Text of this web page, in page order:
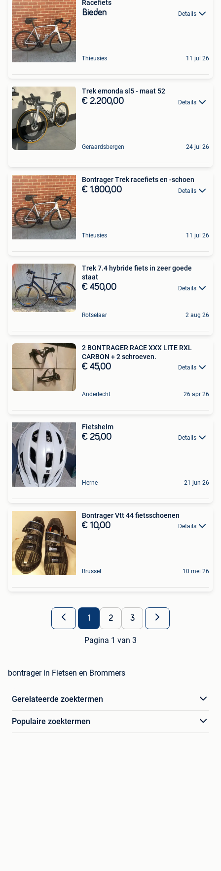
Racefiets
Bieden Details
Thieusies 11 jul 26
Trek emonda sl5 - maat 52
€ 2.200,00 Details
Geraardsbergen 24 jul 26
Bontrager Trek racefiets en -schoen
€ 1.800,00 Details
Thieusies 11 jul 26
Trek 7.4 hybride fiets in zeer goede
staat
€ 450,00 Details
Rotselaar 2 aug 26
2 BONTRAGER RACE XXX LITE RXL
CARBON + 2 schroeven.
€ 45,00 Details
Anderlecht 26 apr 26
Fietshelm
€ 25,00 Details
Herne 21 jun 26
Bontrager Vtt 44 fietsschoenen
€ 10,00 Details
Brussel 10 mei 26
1 2 3
Pagina 1 van 3
bontrager in Fietsen en Brommers
Gerelateerde zoektermen
Populaire zoektermen